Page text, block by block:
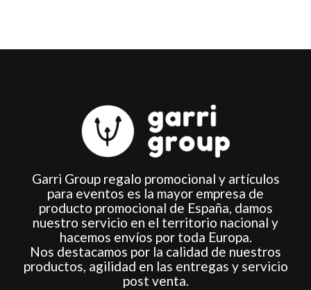
Garri Group regalo promocional y artículos
para eventos es la mayor empresa de
producto promocional de España, damos
nuestro servicio en el territorio nacional y
hacemos envíos por toda Europa.
Nos destacamos por la calidad de nuestros
productos, agilidad en las entregas y servicio
post venta.